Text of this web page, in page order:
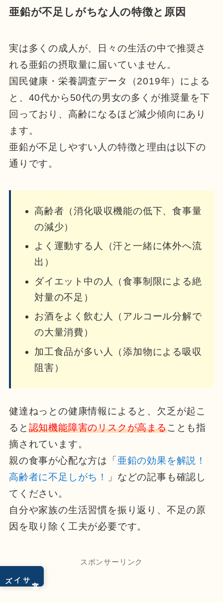
サイズ
亜鉛が不足しがちな人の特徴と原因
実は多くの成人が、日々の生活の中で推奨さ
れる亜鉛の摂取量に届いていません。
国民健康・栄養調査データ（2019年）による
と、40代から50代の男女の多くが推奨量を下
回っており、高齢になるほど減少傾向にあり
ます。
亜鉛が不足しやすい人の特徴と理由は以下の
通りです。
高齢者（消化吸収機能の低下、食事量
の減少）
よく運動する人（汗と一緒に体外へ流
出）
ダイエット中の人（食事制限による絶
対量の不足）
お酒をよく飲む人（アルコール分解で
の大量消費）
加工食品が多い人（添加物による吸収
阻害）
健達ねっとの健康情報によると、欠乏が起こ
ると 認知機能障害のリスクが高まることも指
摘されています。
親の食事が心配な方は「亜鉛の効果を解説！
高齢者に不足しがち！
」などの記事も確認し
てください。
自分や家族の生活習慣を振り返り、不足の原
因を取り除く工夫が必要です。
スポンサーリンク